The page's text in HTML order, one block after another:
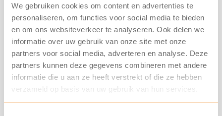
We gebruiken cookies om content en advertenties te
personaliseren, om functies voor social media te bieden
en om ons websiteverkeer te analyseren. Ook delen we
informatie over uw gebruik van onze site met onze
partners voor social media, adverteren en analyse. Deze
partners kunnen deze gegevens combineren met andere
informatie die u aan ze heeft verstrekt of die ze hebben
verzameld op basis van uw gebruik van hun services.
Moeizame voedselvertering
Ontstekingen van de bijholtes
Verminderde vetvertering en suikerziekte
Vettige ontlasting
Voortplantingsorganen